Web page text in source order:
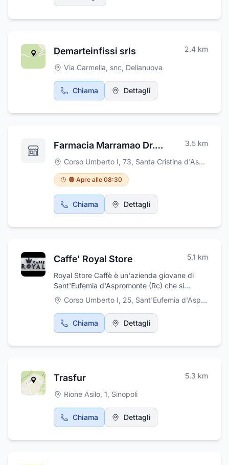
del padre e del nonno, riuscendo a coniugare
in maniera impeccabile tradizione ed
in ferro, lavori di lattoneria, grondaie
effettua noleggio camion gru fino a 26 metri e
Demarteinfissi srls 2.4 km
Via Carmelia, snc, Delianuova
Chiama Dettagli
Farmacia Marramao Dr.ssa Franca Antonella 3.5 km
Corso Umberto I, 73, Santa Cristina d'Aspromonte
🟠 Apre alle 08:30
Chiama Dettagli
Caffe' Royal Store 5.1 km
Royal Store Caffè è un'azienda giovane di
Sant'Eufemia d'Aspromonte (Rc) che si
occupa non solo della vendita di caffè in
cialde, capsule, grani e macinato fresco, ma
anche della installazione in comodato d'uso di
macchine da caffè e distribuzione di prodotti
ristoranti. Puoi ordinare i nostri prodotti o
Corso Umberto I, 25, Sant'Eufemia d'Aspromonte
Chiama Dettagli
Trasfur 5.3 km
Rione Asilo, 1, Sinopoli
Chiama Dettagli